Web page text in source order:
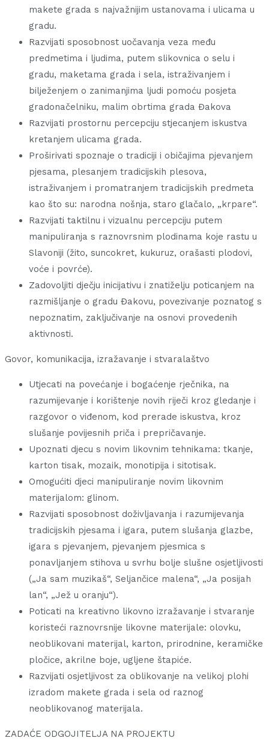
makete grada s najvažnijim ustanovama i ulicama u
gradu.
Razvijati sposobnost uočavanja veza među
predmetima i ljudima, putem slikovnica o selu i
gradu, maketama grada i sela, istraživanjem i
bilježenjem o zanimanjima ljudi pomoću posjeta
gradonačelniku, malim obrtima grada Đakova
Razvijati prostornu percepciju stjecanjem iskustva
kretanjem ulicama grada.
Proširivati spoznaje o tradiciji i običajima pjevanjem
pjesama, plesanjem tradicijskih plesova,
istraživanjem i promatranjem tradicijskih predmeta
kao što su: narodna nošnja, staro glačalo, „krpare“.
Razvijati taktilnu i vizualnu percepciju putem
manipuliranja s raznovrsnim plodinama koje rastu u
Slavoniji (žito, suncokret, kukuruz, orašasti plodovi,
voće i povrće).
Zadovoljiti dječju inicijativu i znatiželju poticanjem na
razmišljanje o gradu Đakovu, povezivanje poznatog s
nepoznatim, zaključivanje na osnovi provedenih
aktivnosti.
Govor, komunikacija, izražavanje i stvaralaštvo
Utjecati na povećanje i bogaćenje rječnika, na
razumijevanje i korištenje novih riječi kroz gledanje i
razgovor o viđenom, kod prerade iskustva, kroz
slušanje povijesnih priča i prepričavanje.
Upoznati djecu s novim likovnim tehnikama: tkanje,
karton tisak, mozaik, monotipija i sitotisak.
Omogućiti djeci manipuliranje novim likovnim
materijalom: glinom.
Razvijati sposobnost doživljavanja i razumijevanja
tradicijskih pjesama i igara, putem slušanja glazbe,
igara s pjevanjem, pjevanjem pjesmica s
ponavljanjem stihova u svrhu bolje slušne osjetljivosti
(„Ja sam muzikaš“, Seljančice malena“, „Ja posijah
lan“, „Jež u oranju“).
Poticati na kreativno likovno izražavanje i stvaranje
koristeći raznovrsnije likovne materijale: olovku,
neoblikovani materijal, karton, prirodnine, keramičke
pločice, akrilne boje, ugljene štapiće.
Razvijati osjetljivost za oblikovanje na velikoj plohi
izradom makete grada i sela od raznog
neoblikovanog materijala.
ZADAĆE ODGOJITELJA NA PROJEKTU